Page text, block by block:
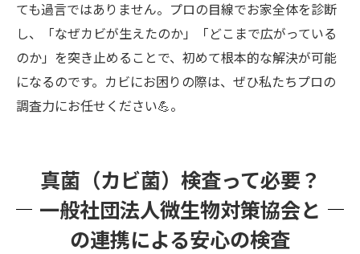
ても過言ではありません。プロの目線でお家全体を診断
し、「なぜカビが生えたのか」「どこまで広がっている
のか」を突き止めることで、初めて根本的な解決が可能
になるのです。カビにお困りの際は、ぜひ私たちプロの
調査力にお任せください💪。
真菌（カビ菌）検査って必要？
一般社団法人微生物対策協会と
の連携による安心の検査